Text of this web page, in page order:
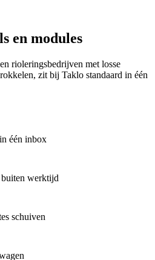
en modules
rioleringsbedrijven met losse
zit bij Taklo standaard in één
één inbox
werktijd
schuiven